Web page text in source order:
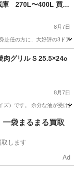
270L〜400L 買い
8月7日
任の方に、大好評の3ドア
グリル S 25.5×24c
8月7日
ズ）です。 余分な油が受け
一袋まるまる買取
します
Ad